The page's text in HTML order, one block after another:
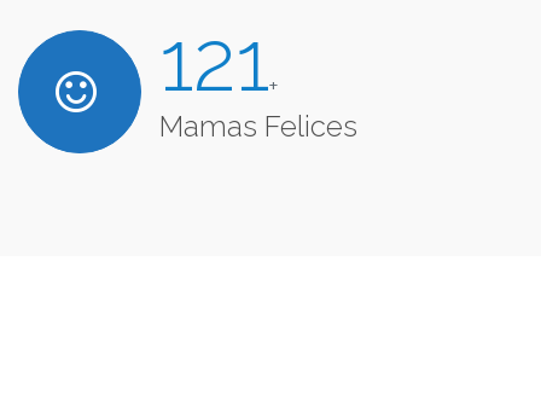
121+
Mamas Felices